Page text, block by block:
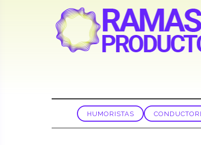
HUMORISTAS